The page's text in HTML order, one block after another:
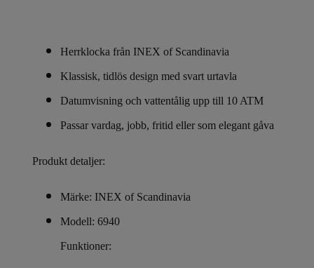
Herrklocka från INEX of Scandinavia
Klassisk, tidlös design med svart urtavla
Datumvisning och vattentålig upp till 10 ATM
Passar vardag, jobb, fritid eller som elegant gåva
Produkt detaljer:
Märke: INEX of Scandinavia
Modell: 6940
Funktioner: